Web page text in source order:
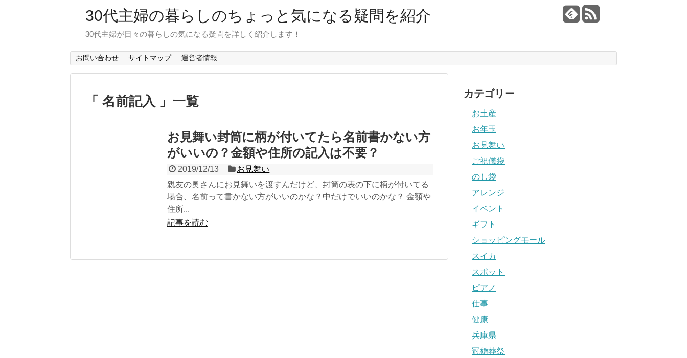
30代主婦の暮らしのちょっと気になる疑問を紹介
30代主婦が日々の暮らしの気になる疑問を詳しく紹介します！
お問い合わせ サイトマップ 運営者情報
「 名前記入 」一覧
お見舞い封筒に柄が付いてたら名前書かない方
がいいの？金額や住所の記入は不要？
2019/12/13
お見舞い
親友の奥さんにお見舞いを渡すんだけど、封筒の表の下に柄が付いてる
場合、名前って書かない方がいいのかな？中だけでいいのかな？ 金額や
住所...
記事を読む
カテゴリー
お土産
お年玉
お見舞い
ご祝儀袋
のし袋
アレンジ
イベント
ギフト
ショッピングモール
スイカ
スポット
ピアノ
仕事
健康
兵庫県
冠婚葬祭